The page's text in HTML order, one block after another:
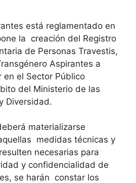
está reglamentado en
la creación del Registro
de Personas Travestis,
Aspirantes a
en el Sector Público
del Ministerio de las
Diversidad.
materializarse
medidas técnicas y
necesarias para
y confidencialidad de
se harán constar los